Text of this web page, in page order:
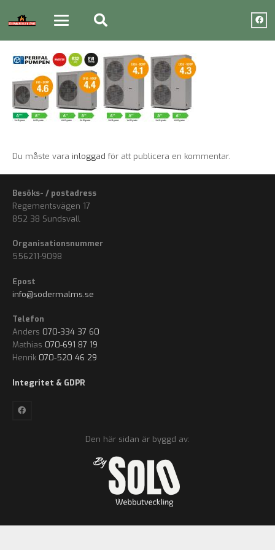
Du måste vara inloggad för att publicera en kommentar.
Besöks- / postadress
Regementsvägen 17
852 38 Sundsvall
Organisationsnummer
556211-9098
Epost
info@sodermalms.se
Telefon
Anders 070-334 37 60
Mathias 070-691 87 19
Henrik 070-520 46 29
Integritet & GDPR
Den här sidan är byggd av: